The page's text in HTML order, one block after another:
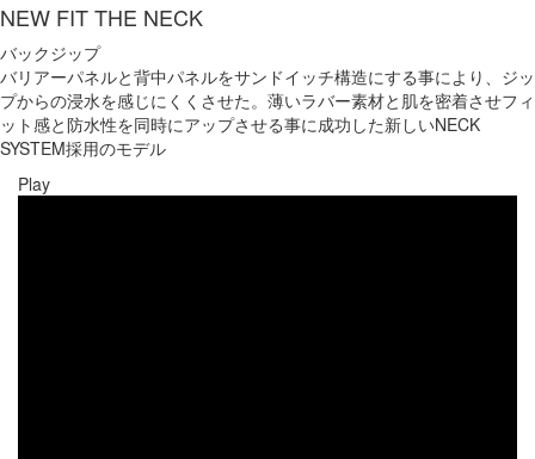
NEW FIT THE NECK
バックジップ
バリアーパネルと背中パネルをサンドイッチ構造にする事により、ジッ
プからの浸水を感じにくくさせた。薄いラバー素材と肌を密着させフィ
ット感と防水性を同時にアップさせる事に成功した新しいNECK
SYSTEM採用のモデル
Play